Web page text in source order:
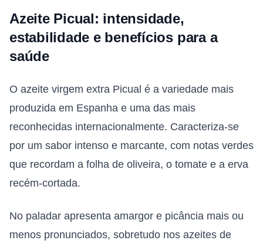
Azeite Picual: intensidade,
estabilidade e benefícios para a
saúde
O azeite virgem extra Picual é a variedade mais
produzida em Espanha e uma das mais
reconhecidas internacionalmente. Caracteriza-se
por um sabor intenso e marcante, com notas verdes
que recordam a folha de oliveira, o tomate e a erva
recém-cortada.
No paladar apresenta amargor e picância mais ou
menos pronunciados, sobretudo nos azeites de